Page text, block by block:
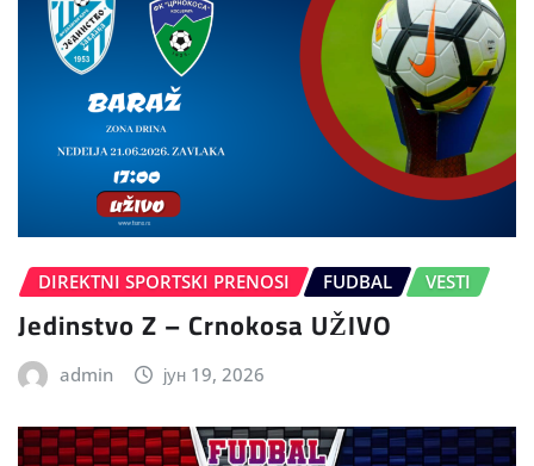
DIREKTNI SPORTSKI PRENOSI FUDBAL VESTI
Jedinstvo Z – Crnokosa UŽIVO
admin јун 19, 2026